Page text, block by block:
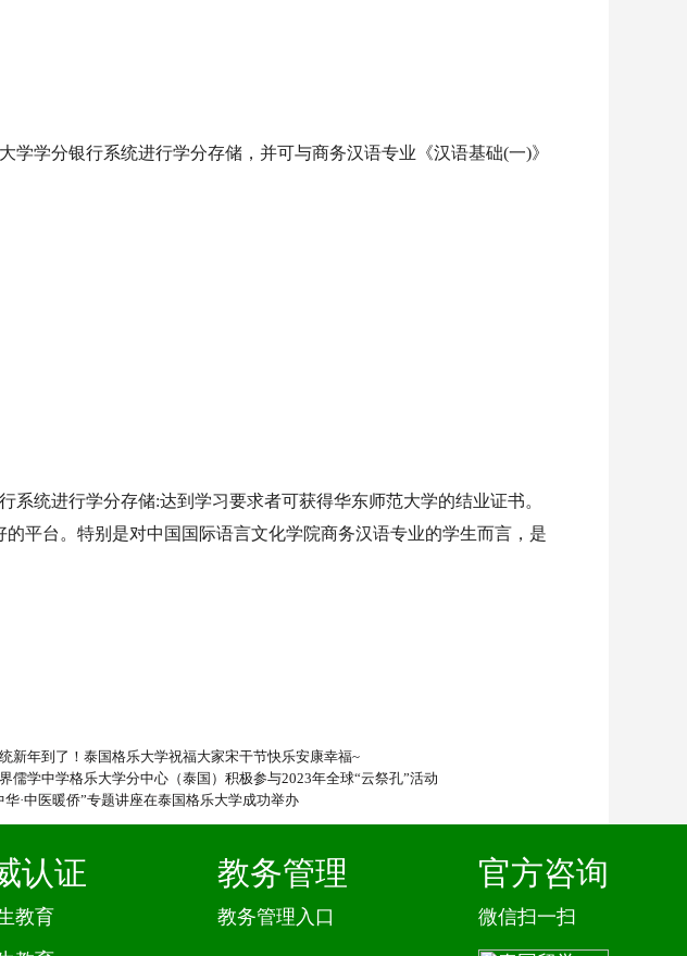
学分银行系统进行学分存储，并可与商务汉语专业《汉语基础(一)》
统进行学分存储:达到学习要求者可获得华东师范大学的结业证书。
平台。特别是对中国国际语言文化学院商务汉语专业的学生而言，是
新年到了！泰国格乐大学祝福大家宋干节快乐安康幸福~
儒学中学格乐大学分中心（泰国）积极参与2023年全球“云祭孔”活动
华·中医暖侨”专题讲座在泰国格乐大学成功举办
认证
教育
教务管理
教务管理入口
官方咨询
微信扫一扫